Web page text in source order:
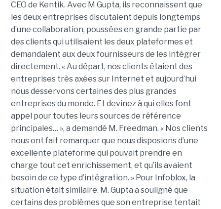
CEO de Kentik. Avec M Gupta, ils reconnaissent que
les deux entreprises discutaient depuis longtemps
d’une collaboration, poussées en grande partie par
des clients qui utilisaient les deux plateformes et
demandaient aux deux fournisseurs de les intégrer
directement. « Au départ, nos clients étaient des
entreprises très axées sur Internet et aujourd’hui
nous desservons certaines des plus grandes
entreprises du monde. Et devinez à qui elles font
appel pour toutes leurs sources de référence
principales… », a demandé M. Freedman. « Nos clients
nous ont fait remarquer que nous disposions d’une
excellente plateforme qui pouvait prendre en
charge tout cet enrichissement, et qu’ils avaient
besoin de ce type d’intégration. » Pour Infoblox, la
situation était similaire. M. Gupta a souligné que
certains des problèmes que son entreprise tentait